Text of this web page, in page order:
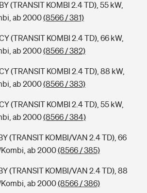
(TRANSIT KOMBI 2.4 TD), 55 kW,
ab 2000(8566 / 381)
(TRANSIT KOMBI 2.4 TD), 66 kW,
ab 2000(8566 / 382)
(TRANSIT KOMBI 2.4 TD), 88 kW,
ab 2000(8566 / 383)
(TRANSIT KOMBI 2.4 TD), 55 kW,
ab 2000(8566 / 384)
(TRANSIT KOMBI/VAN 2.4 TD), 66
ab 2000(8566 / 385)
(TRANSIT KOMBI/VAN 2.4 TD), 88
ab 2000(8566 / 386)